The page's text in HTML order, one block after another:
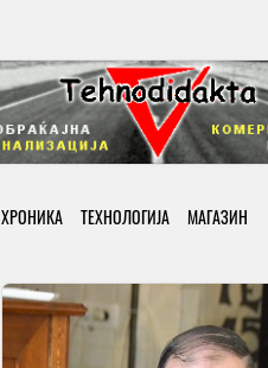
ХРОНИКА ТЕХНОЛОГИЈА МАГАЗИН